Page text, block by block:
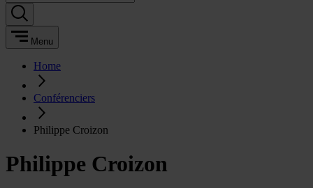
Menu
Home
Conférenciers
Philippe Croizon
Philippe Croizon